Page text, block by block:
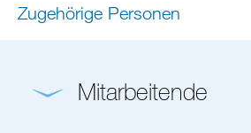
Zugehörige Personen
Mitarbeitende